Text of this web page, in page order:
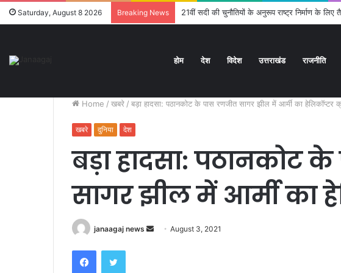
Saturday, August 8 2026 Breaking News यातायात व्यवस्थाओं का जायजा लेने हरिद्वार पहुंचे एडीजी
होम देश विदेश उत्तराखंड राजनीति
Home / खबरे / बड़ा हादसा: पठानकोट के पास रणजीत सागर झील में आर्मी का हेलिकॉप्टर
खबरे दुनिया देश
बड़ा हादसा: पठानकोट
सागर झील में आर्मी का
janaagaj news
SendAugust 3, 2021
FacebookTwitter